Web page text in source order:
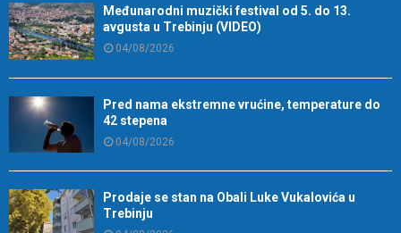
Međunarodni muzički festival od 5. do 13.
avgusta u Trebinju (VIDEO)
04/08/2026
Pred nama ekstremne vrućine, temperature do
42 stepena
04/08/2026
Prodaje se stan na Obali Luke Vukalovića u
Trebinju